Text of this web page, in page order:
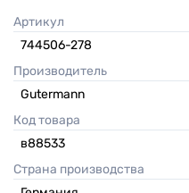
Артикул
744506-278
Производитель
Gutermann
Код товара
в88533
Страна производства